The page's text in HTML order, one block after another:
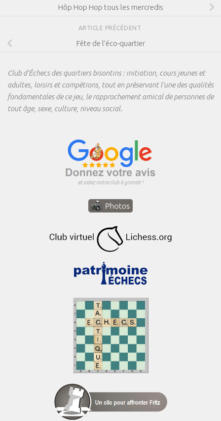
Hôp Hop Hop tous les mercredis
ARTICLE PRÉCÉDENT
Fête de l’éco-quartier
Club d'Échecs des quartiers bisontins : initiation, cours jeunes et
adultes, loisirs et compétions, tout en préservant l'une des qualités
fondamentales de ce jeu, le rapprochement amical de personnes de
tout âge, sexe, culture, niveau social.
et aidez notre club à grandir !